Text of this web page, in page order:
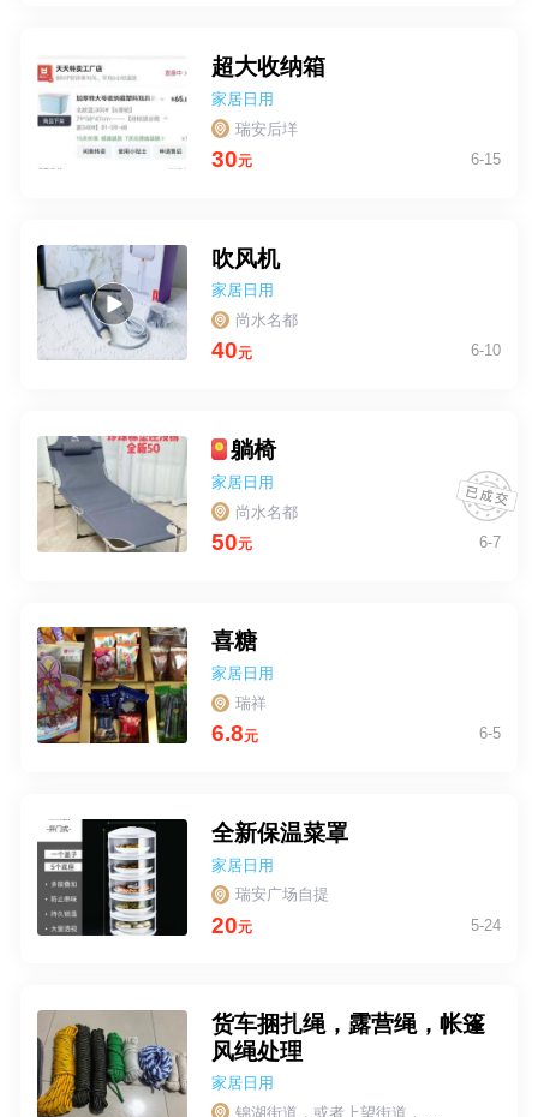
超大收纳箱
家居日用
瑞安后垟
30元 6-15
吹风机
家居日用
尚水名都
40元 6-10
躺椅
家居日用
尚水名都
50元 6-7
喜糖
家居日用
瑞祥
6.8元 6-5
全新保温菜罩
家居日用
瑞安广场自提
20元 5-24
货车捆扎绳，露营绳，帐篷
风绳处理
家居日用